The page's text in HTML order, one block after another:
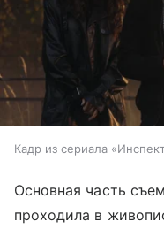
Кадр из сериала
Основная часть
проходила в